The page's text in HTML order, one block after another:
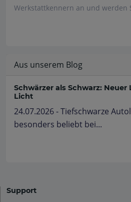
Werkstattkennern an und werden
Aus unserem Blog
Schwärzer als Schwarz:
Licht
24.07.2026 - Tiefschwarze
besonders beliebt bei...
Support